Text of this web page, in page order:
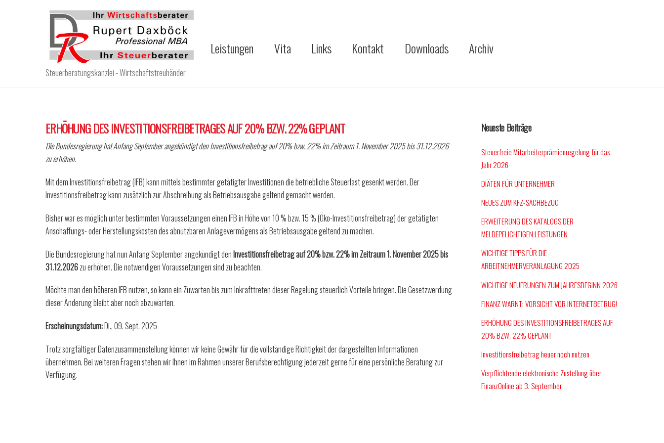
Steuerberatungskanzlei - Wirtschaftstreuhänder
Leistungen Vita Links Kontakt Downloads Archiv
ERHÖHUNG DES INVESTITIONSFREIBETRAGES AUF 20% BZW. 22% GEPLANT
Die Bundesregierung hat Anfang September angekündigt den Investitionsfreibetrag auf 20% bzw. 22% im Zeitraum 1. November 2025 bis 31.12.2026
zu erhöhen.
Mit dem Investitionsfreibetrag (IFB) kann mittels bestimmter getätigter Investitionen die betriebliche Steuerlast gesenkt werden. Der
Investitionsfreibetrag kann zusätzlich zur Abschreibung als Betriebsausgabe geltend gemacht werden.
Bisher war es möglich unter bestimmten Voraussetzungen einen IFB in Höhe von 10 % bzw. 15 % (Öko-Investitionsfreibetrag) der getätigten
Anschaffungs- oder Herstellungskosten des abnutzbaren Anlagevermögens als Betriebsausgabe geltend zu machen.
Die Bundesregierung hat nun Anfang September angekündigt denInvestitionsfreibetrag auf 20% bzw. 22% im Zeitraum 1. November 2025 bis
31.12.2026zu erhöhen. Die notwendigen Voraussetzungen sind zu beachten.
Möchte man den höheren IFB nutzen, so kann ein Zuwarten bis zum Inkrafttreten dieser Regelung steuerlich Vorteile bringen. Die Gesetzwerdung
dieser Änderung bleibt aber noch abzuwarten.
Erscheinungsdatum:Di., 09. Sept. 2025
Trotz sorgfältiger Datenzusammenstellung können wir keine Gewähr für die vollständige Richtigkeit der dargestellten Informationen
übernehmen. Bei weiteren Fragen stehen wir Ihnen im Rahmen unserer Berufsberechtigung jederzeit gerne für eine persönliche Beratung zur
Verfügung.
Neueste Beiträge
Steuerfreie Mitarbeiterprämienregelung für das
Jahr 2026
DIÄTEN FÜR UNTERNEHMER
NEUES ZUM KFZ-SACHBEZUG
ERWEITERUNG DES KATALOGS DER
MELDEPFLICHTIGEN LEISTUNGEN
WICHTIGE TIPPS FÜR DIE
ARBEITNEHMERVERANLAGUNG 2025
WICHTIGE NEUERUNGEN ZUM JAHRESBEGINN 2026
FINANZ WARNT: VORSICHT VOR INTERNETBETRUG!
ERHÖHUNG DES INVESTITIONSFREIBETRAGES AUF
20% BZW. 22% GEPLANT
Investitionsfreibetrag heuer noch nutzen
Verpflichtende elektronische Zustellung über
FinanzOnline ab 3. September